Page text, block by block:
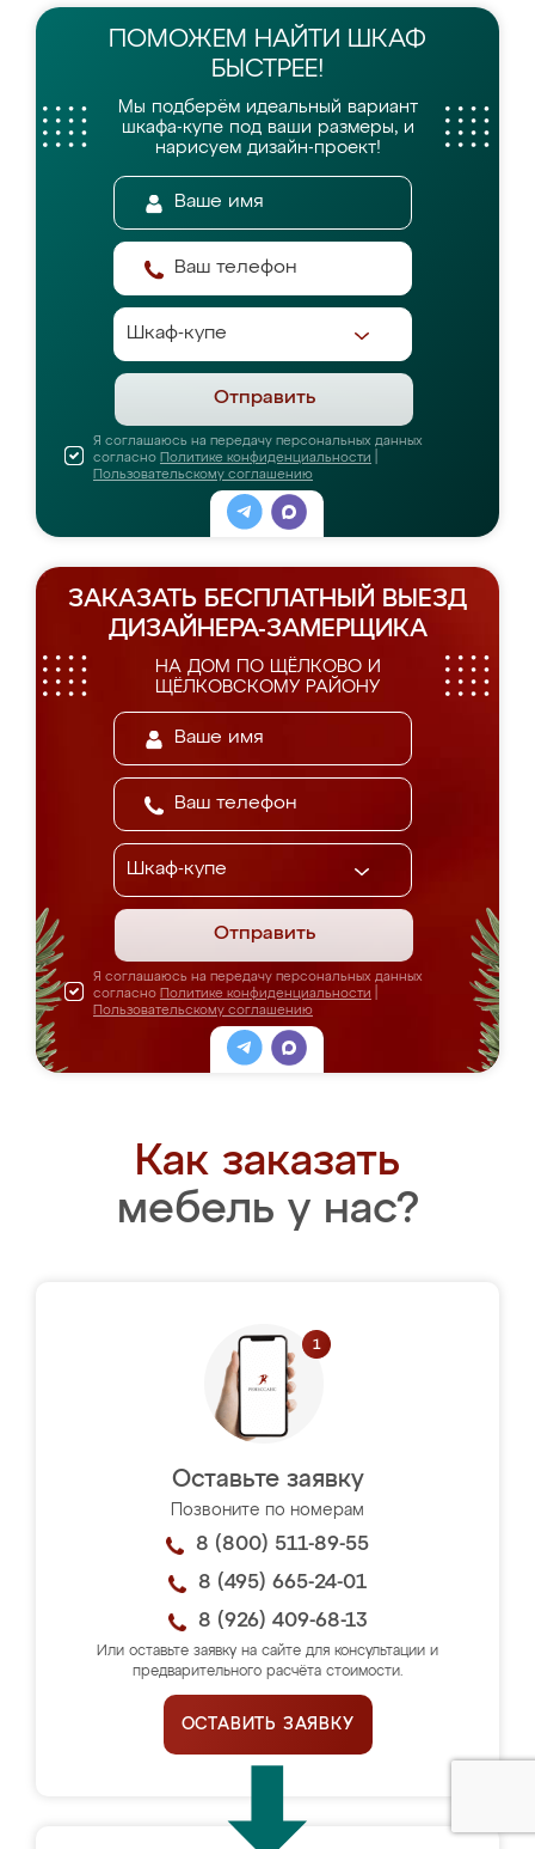
ПОМОЖЕМ НАЙТИ ШКАФ
БЫСТРЕЕ!
Мы подберём идеальный вариант
шкафа-купе под ваши размеры, и
нарисуем дизайн-проект!
Отправить
Я соглашаюсь на передачу персональных данных
согласно Политике конфиденциальности
Пользовательскому соглашению
ЗАКАЗАТЬ БЕСПЛАТНЫЙ ВЫЕЗД
ДИЗАЙНЕРА-ЗАМЕРЩИКА
НА ДОМ ПО ЩЁЛКОВО И
ЩЁЛКОВСКОМУ РАЙОНУ
Отправить
Я соглашаюсь на передачу персональных данных
согласно Политике конфиденциальности
Пользовательскому соглашению
Как заказать
мебель у нас?
Оставьте заявку
Позвоните по номерам
8 (800) 511-89-55
8 (495) 665-24-01
8 (926) 409-68-13
Или оставьте заявку на сайте для консультации и
предварительного расчёта стоимости.
ОСТАВИТЬ ЗАЯВКУ